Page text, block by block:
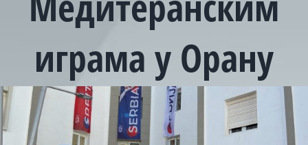
играма у Орану
View
Larger
Image